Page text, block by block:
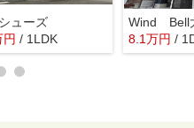
ューズ
円 / 1LDK
Wind Bell
8.1万円 /